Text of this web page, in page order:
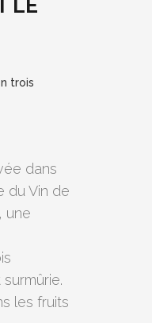
LE
trois
dans
du Vin de
une
les fruits